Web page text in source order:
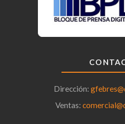
Dirección:
Ventas: